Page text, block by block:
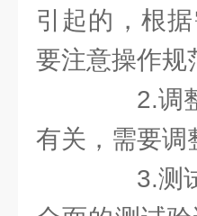
引起的，根
要注意操作规
2.调整
有关，需要调
3.测试